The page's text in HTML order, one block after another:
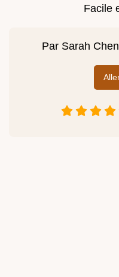
Facile
Par Sarah